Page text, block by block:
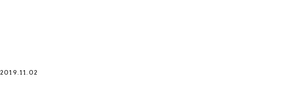
2019.11.02